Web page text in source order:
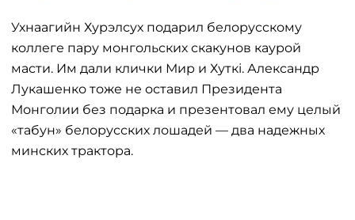
Ухнаагийн Хурэлсух подарил белорусскому
коллеге пару монгольских скакунов каурой
масти. Им дали клички Мир и Хуткi. Александр
Лукашенко тоже не оставил Президента
Монголии без подарка и презентовал ему целый
«табун» белорусских лошадей — два надежных
минских трактора.